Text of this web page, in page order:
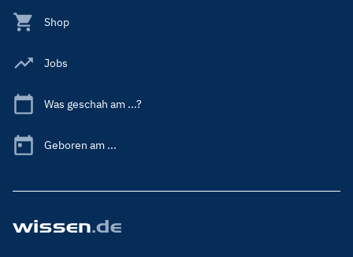
Shop
Jobs
Was geschah am ...?
Geboren am ...